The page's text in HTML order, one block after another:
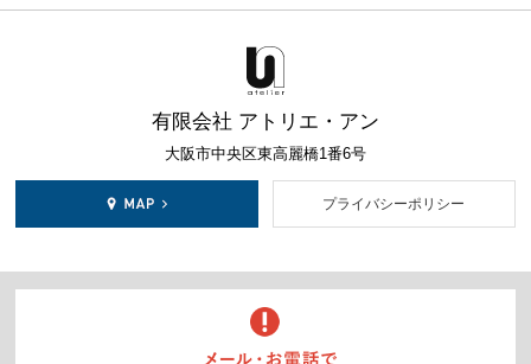
有限会社 アトリエ・アン
大阪市中央区東高麗橋1番6号
プライバシーポリシー